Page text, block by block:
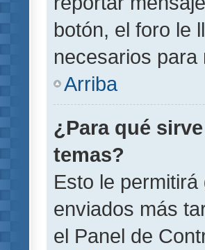
botón, el foro le
necesarios
Arriba
¿Para qué
temas?
Esto le
enviados más
el Panel de